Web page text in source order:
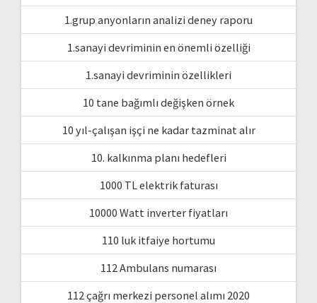
1.grup anyonların analizi deney raporu
1.sanayi devriminin en önemli özelliği
1.sanayi devriminin özellikleri
10 tane bağımlı değişken örnek
10 yıl-çalışan işçi ne kadar tazminat alır
10. kalkınma planı hedefleri
1000 TL elektrik faturası
10000 Watt inverter fiyatları
110 luk itfaiye hortumu
112 Ambulans numarası
112 çağrı merkezi personel alımı 2020